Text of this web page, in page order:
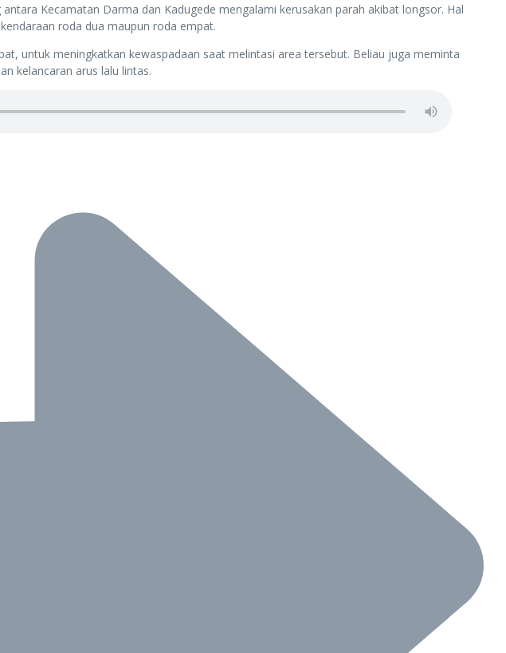
Kecamatan Darma dan Kadugede mengalami kerusakan parah akibat longsor. Hal
roda dua maupun roda empat.
untuk meningkatkan kewaspadaan saat melintasi area tersebut. Beliau juga meminta
kelancaran arus lalu lintas.